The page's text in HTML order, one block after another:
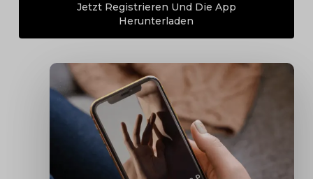
Jetzt Registrieren Und Die App
Herunterladen